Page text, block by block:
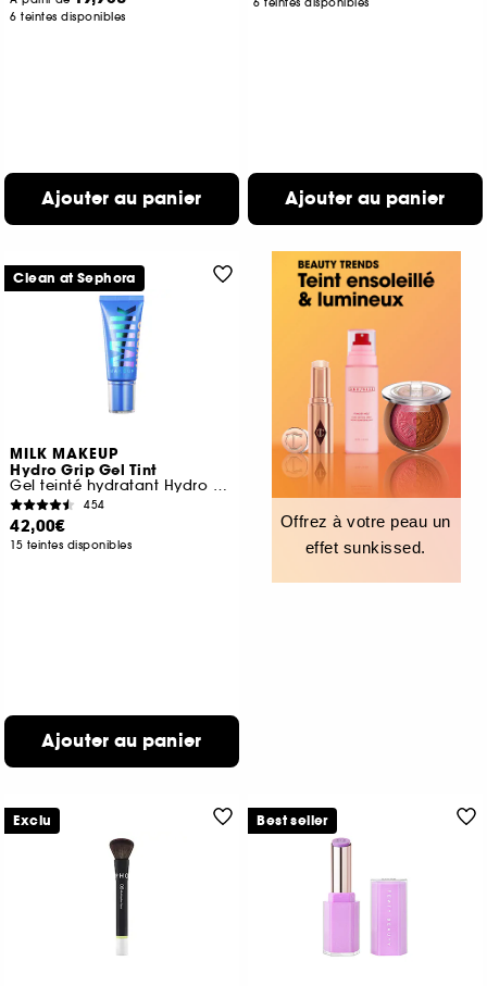
6 teintes disponibles
Ajouter au panier Ajouter au panier
MILK MAKEUP
Hydro Grip Gel Tint
Gel teinté hydratant Hydro Grip 12 heures
454
42,00€
15 teintes disponibles
Ajouter au panier
Clean at Sephora
Offrez à votre peau un
effet sunkissed.
Exclu Best seller